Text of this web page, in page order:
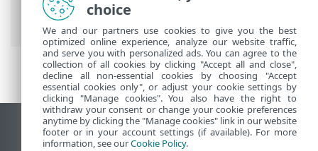
regole controllo dispositivi> Dispositivi
rilevati
Visualizza sito desktop
choice
We and our partners use cookies to give you the best
optimized online experience, analyze our website traffic,
and serve you with personalized ads. You can agree to the
collection of all cookies by clicking "Accept all and close",
decline all non-essential cookies by choosing "Accept
essential cookies only", or adjust your cookie settings by
clicking "Manage cookies". You also have the right to
withdraw your consent or change your cookie preferences
anytime by clicking the "Manage cookies" link in our website
footer or in your account settings (if available). For more
information, see ourCookie Policy.